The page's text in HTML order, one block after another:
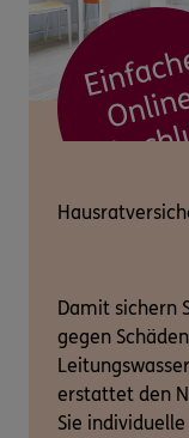
Damit sichern
gegen
erstattet den
Sie